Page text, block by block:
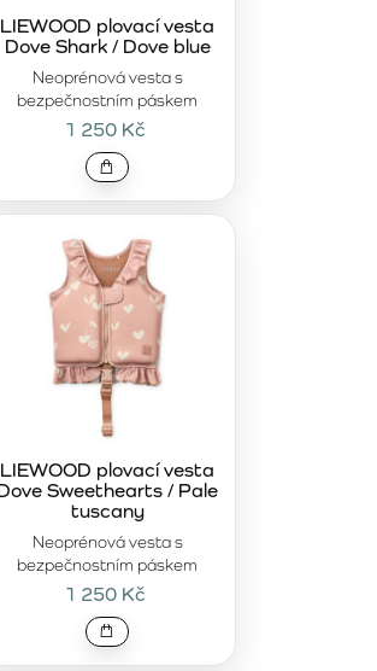
Neoprénová vesta s
bezpečnostním páskem
LIEWOOD plovací vesta
Dove Shark / Dove blue
1 250 Kč
Neoprénová vesta s
bezpečnostním páskem
LIEWOOD plovací vesta
Sweethearts / Pale
tuscany
1 250 Kč